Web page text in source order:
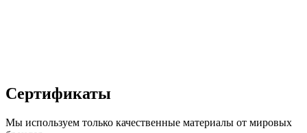
Сертификаты
Мы используем только качественные материалы от мировых